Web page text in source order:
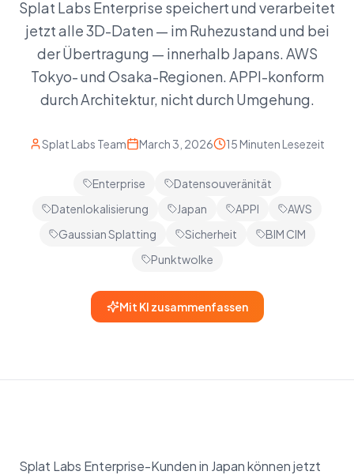
Splat Labs Enterprise speichert und verarbeitet
jetzt alle 3D-Daten — im Ruhezustand und bei
der Übertragung — innerhalb Japans. AWS
Tokyo- und Osaka-Regionen. APPI-konform
durch Architektur, nicht durch Umgehung.
Splat Labs Team March 3, 2026 15 Minuten Lesezeit
Enterprise
Datensouveränität
Datenlokalisierung
Japan APPI
AWS
Gaussian Splatting
Sicherheit
BIM CIM
Punktwolke
Mit KI zusammenfassen
Splat Labs Enterprise-Kunden in Japan können jetzt